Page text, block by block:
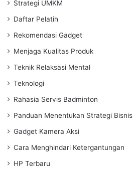
Strategi UMKM
Daftar Pelatih
Rekomendasi Gadget
Menjaga Kualitas Produk
Teknik Relaksasi Mental
Teknologi
Rahasia Servis Badminton
Panduan Menentukan Strategi Bisnis
Gadget Kamera Aksi
Cara Menghindari Ketergantungan
HP Terbaru